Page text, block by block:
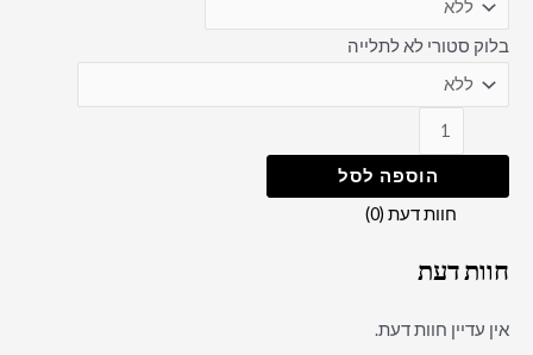
בלוק סטורי לא לתלייה
הוספה לסל
חוות דעת (0)
חוות דעת
אין עדיין חוות דעת.